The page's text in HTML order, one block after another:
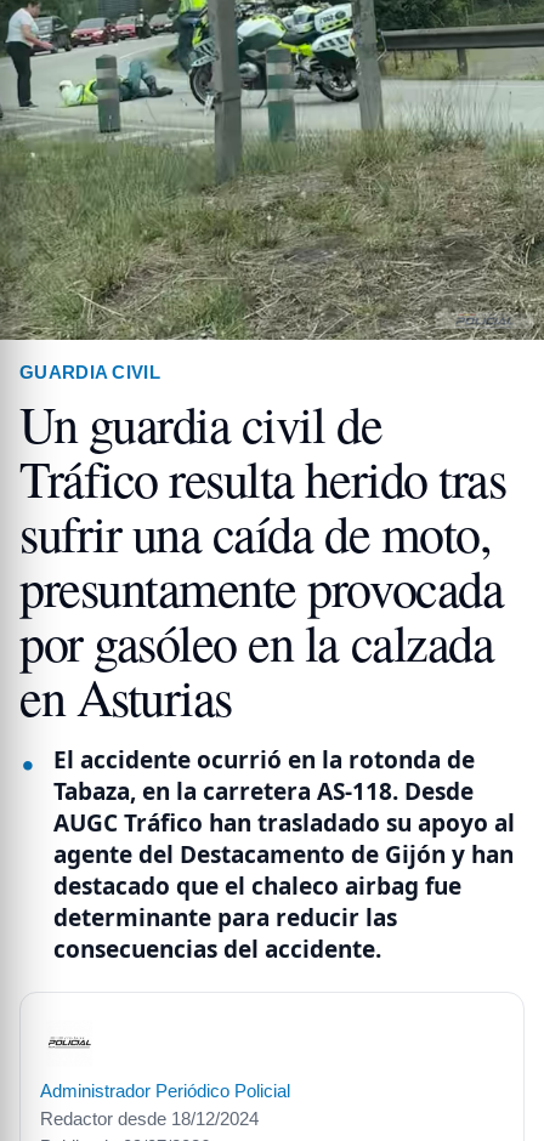
GUARDIA CIVIL
Un guardia civil de
Tráfico resulta herido tras
sufrir una caída de moto,
presuntamente provocada
por gasóleo en la calzada
en Asturias
El accidente ocurrió en la rotonda de
Tabaza, en la carretera AS-118. Desde
AUGC Tráfico han trasladado su apoyo al
agente del Destacamento de Gijón y han
destacado que el chaleco airbag fue
determinante para reducir las
consecuencias del accidente.
Administrador Periódico Policial
Redactor desde 18/12/2024